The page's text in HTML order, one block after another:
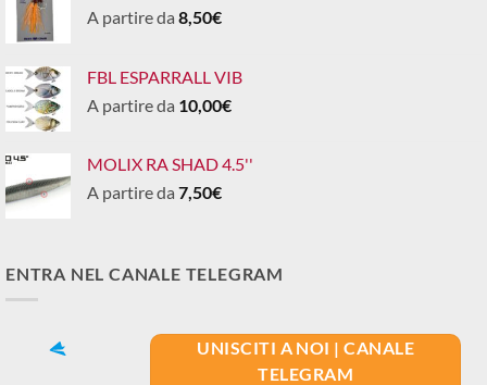
A partire da 8,50€
FBL ESPARRALL VIB
A partire da 10,00€
MOLIX RA SHAD 4.5''
A partire da 7,50€
ENTRA NEL CANALE TELEGRAM
UNISCITI A NOI | CANALE
TELEGRAM